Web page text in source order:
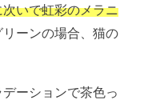
いで虹彩のメラニ
リーンの場合、猫の
ーションで茶色っ